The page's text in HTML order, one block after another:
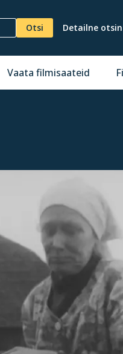
Otsi Detailne
Vaata filmisaateid